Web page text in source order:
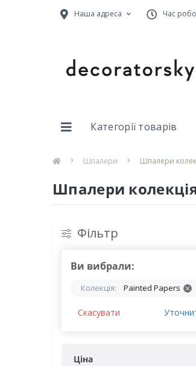
Наша адреса Час
Категорії товарів
Шпалери Шпалери
Шпалери
Фільтр
Ви вибрали:
Колекція: Painted Papers
Скасувати
Ціна